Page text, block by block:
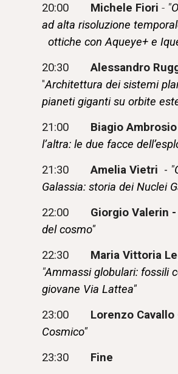
20:00 Michele Fiori- "
ad alta risoluzione
ottiche con Aqueye+ e
20:30
Alessandro
"Architettura dei sistemi
pianeti giganti su orbite
21:00
Biagio
l’altra: le due facce
21:30
Amelia Vietri - "
Galassia: storia dei Nuclei
22:00
Giorgio Valerin -
del cosmo"
22:30
Maria Vittoria
"Ammassi globulari: fossili
giovane Via Lattea"
23:00
Lorenzo Cavallo
Cosmico"
23:30
Fine